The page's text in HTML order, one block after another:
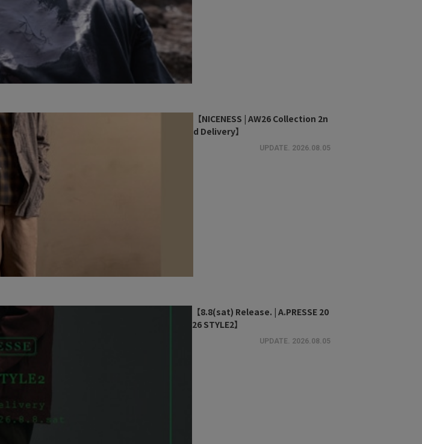
【NICENESS | AW26 Collection 2n
d Delivery】
UPDATE. 2026.08.05
【8.8(sat) Release. | A.PRESSE 20
26 STYLE2】
UPDATE. 2026.08.05